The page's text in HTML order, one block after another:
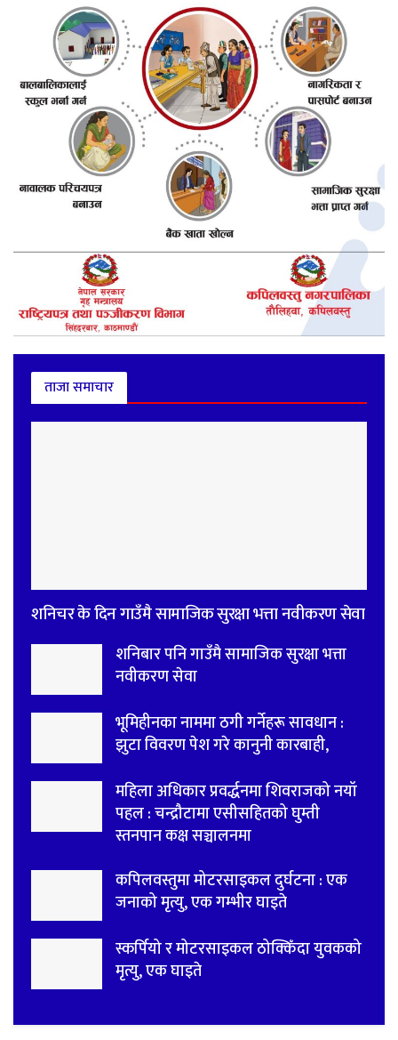
ताजा समाचार
शनिचर के दिन गाउँमै सामाजिक सुरक्षा भत्ता नवीकरण सेवा
शनिबार पनि गाउँमै सामाजिक सुरक्षा भत्ता
नवीकरण सेवा
भूमिहीनका नाममा ठगी गर्नेहरू सावधान :
झुटा विवरण पेश गरे कानुनी कारबाही,
महिला अधिकार प्रवर्द्धनमा शिवराजको नयाँ
पहल : चन्द्रौटामा एसीसहितको घुम्ती
स्तनपान कक्ष सञ्चालनमा
कपिलवस्तुमा मोटरसाइकल दुर्घटना : एक
जनाको मृत्यु, एक गम्भीर घाइते
स्कर्पियो र मोटरसाइकल ठोक्किँदा युवकको
मृत्यु, एक घाइते